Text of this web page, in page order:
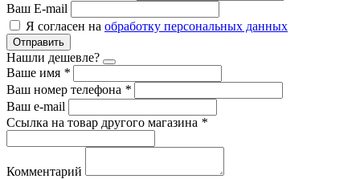
Ваш E-mail
Я согласен на обработку персональных данных
Отправить
Нашли дешевле?
Ваше имя *
Ваш номер телефона *
Ваш e-mail
Ссылка на товар другого магазина *
Комментарий